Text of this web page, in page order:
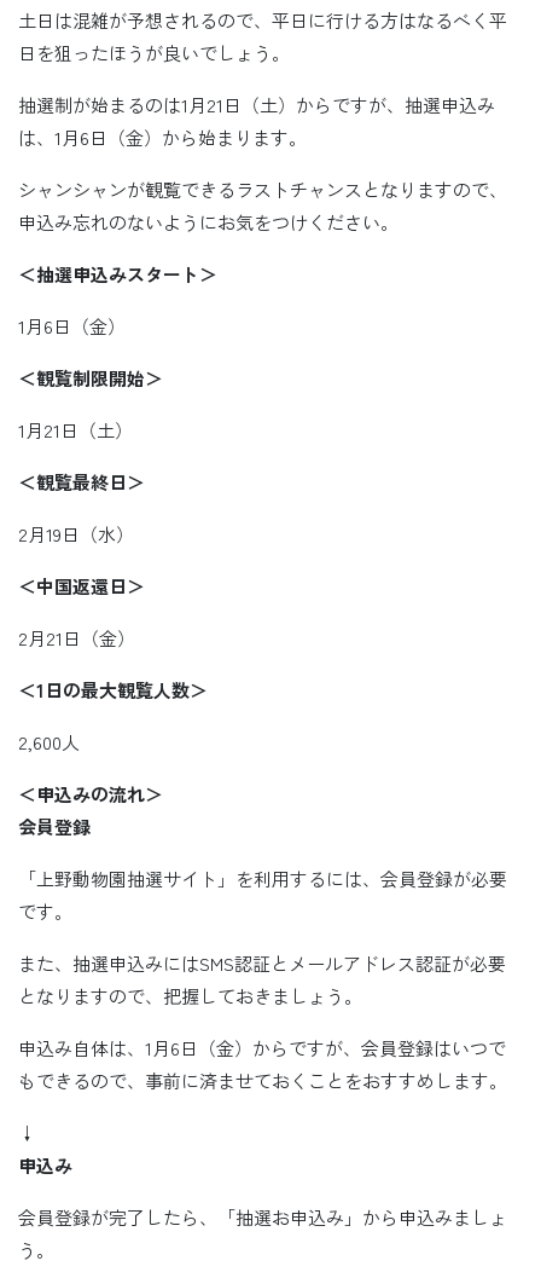
土日は混雑が予想されるので、平日に行ける方はなるべく平
日を狙ったほうが良いでしょう。
抽選制が始まるのは1月21日（土）からですが、抽選申込み
は、1月6日（金）から始まります。
シャンシャンが観覧できるラストチャンスとなりますので、
申込み忘れのないようにお気をつけください。
＜抽選申込みスタート＞
1月6日（金）
＜観覧制限開始＞
1月21日（土）
＜観覧最終日＞
2月19日（水）
＜中国返還日＞
2月21日（金）
＜1日の最大観覧人数＞
2,600人
＜申込みの流れ＞
会員登録
「上野動物園抽選サイト」を利用するには、会員登録が必要
です。
また、抽選申込みにはSMS認証とメールアドレス認証が必要
となりますので、把握しておきましょう。
申込み自体は、1月6日（金）からですが、会員登録はいつで
もできるので、事前に済ませておくことをおすすめします。
↓
申込み
会員登録が完了したら、「抽選お申込み」から申込みましょ
う。